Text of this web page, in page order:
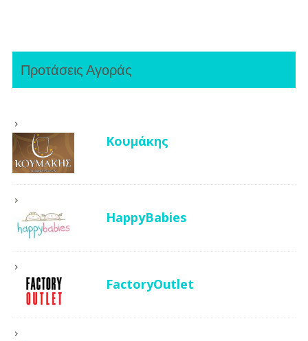
Προτάσεις Αγοράς
Κουμάκης
HappyBabies
FactoryOutlet